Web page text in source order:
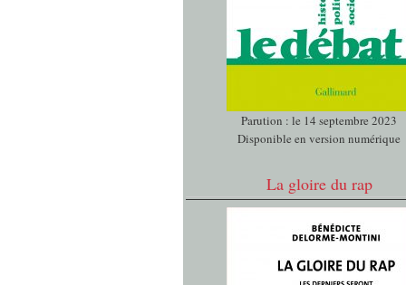
Parution : le 14 septembre 2023
Disponible en version numérique
La gloire du rap